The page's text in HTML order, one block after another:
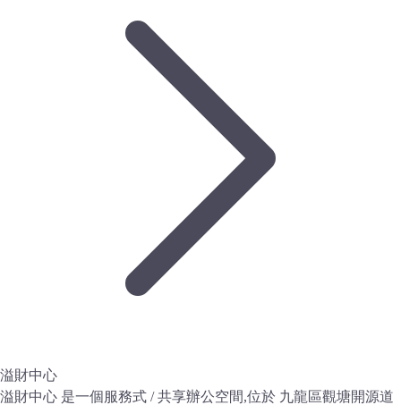
溢財中心
溢財中心 是一個服務式 / 共享辦公空間,位於 九龍區觀塘開源道